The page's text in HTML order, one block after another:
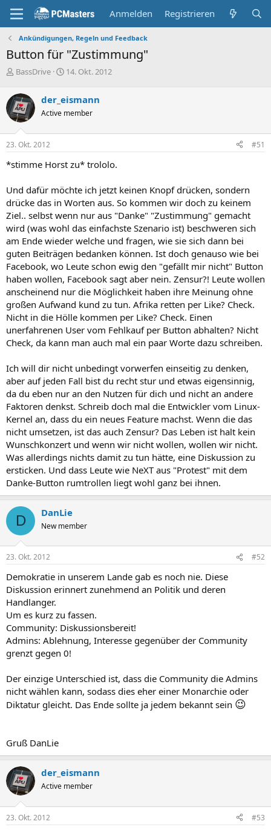
Anmelden Registrieren
Ankündigungen, Regeln und Feedback
Button für "Zustimmung"
E
s
t
e
l
l
e
BassDrive
E
t
e
l
m
14. Okt. 2012
der_eismann
Active member
23. Okt. 2012 #51
*stimme Horst zu* trololo.
Und dafür möchte ich jetzt keinen Knopf drücken, sondern
drücke das in Worten aus. So kommen wir doch zu keinem
Ziel.. selbst wenn nur aus "Danke" "Zustimmung" gemacht
wird (was wohl das einfachste Szenario ist) beschweren sich
am Ende wieder welche und fragen, wie sie sich dann bei
guten Beiträgen bedanken können. Ist doch genauso wie bei
Facebook, wo Leute schon ewig den "gefällt mir nicht" Button
haben wollen, Facebook sagt aber nein. Zensur?! Leute wollen
anscheinend nur die Möglichkeit haben ihre Meinung ohne
großen Aufwand kund zu tun. Afrika retten per Like? Check.
Nicht in die Hölle kommen per Like? Check. Einen
unerfahrenen User vom Fehlkauf per Button abhalten? Nicht
Check, da kann man auch mal ein paar Worte dazu schreiben.
Ich will dir nicht unbedingt vorwerfen einseitig zu denken,
aber auf jeden Fall bist du recht stur und etwas eigensinnig,
da du eben nur an den Nutzen für dich und nicht an andere
Faktoren denkst. Schreib doch mal die Entwickler vom Linux-
Kernel an, dass du ein neues Feature machst. Wenn die das
nicht umsetzen, ist das auch Zensur? Das Leben ist halt kein
Wunschkonzert und wenn wir nicht wollen, wollen wir nicht.
Was allerdings nichts damit zu tun hätte, eine Diskussion zu
ersticken. Und dass Leute wie NeXT aus "Protest" mit dem
Danke-Button rumtrollen liegt wohl ganz bei ihnen.
D DanLie
New member
23. Okt. 2012 #52
Demokratie in unserem Lande gab es noch nie. Diese
Diskussion erinnert zunehmend an Politik und deren
Handlanger.
Um es kurz zu fassen.
Community: Diskussionsbereit!
Admins: Ablehnung, Interesse gegenüber der Community
grenzt gegen 0!
Der einzige Unterschied ist, dass die Community die Admins
nicht wählen kann, sodass dies eher einer Monarchie oder
Diktatur gleicht. Das Ende sollte ja jedem bekannt sein 😉
Gruß DanLie
der_eismann
Active member
23. Okt. 2012 #53